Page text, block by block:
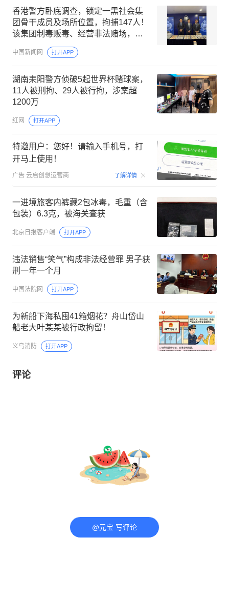
香港警方卧底调查，锁定一黑社会集
团骨干成员及场所位置，拘捕147人！
该集团制毒贩毒、经营非法赌场，利
用傀儡户口清洗超6亿港元非法所得
中国新闻网 打开APP
湖南耒阳警方侦破5起世界杯赌球案，
11人被刑拘、29人被行拘，涉案超
1200万
红网 打开APP
特邀用户：您好！请输入手机号，打
开马上使用！
广告 云启创想运营商 了解详情 00:15
一进境旅客内裤藏2包冰毒，毛重（含
包装）6.3克，被海关查获
北京日报客户端 打开APP
违法销售“笑气”构成非法经营罪 男子获
刑一年一个月
中国法院网 打开APP
为新船下海私囤41箱烟花？舟山岱山
船老大叶某某被行政拘留！
义乌消防 打开APP
评论
@元宝 写评论